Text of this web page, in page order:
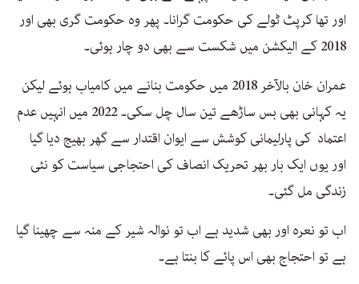
اور تھا کرپٹ ٹولے کی حکومت گرانا۔ پھر وہ حکومت گری بھی اور
2018 کے الیکشن میں شکست سے بھی دو چار ہوئی۔
عمران خان بالآخر 2018 میں حکومت بنانے میں کامیاب ہوئے لیکن
یہ کہانی بھی بس ساڑھے تین سال چل سکی۔ 2022 میں انہیں عدم
اعتماد کی پارلیمانی کوشش سے ایوان اقتدار سے گھر بھیج دیا گیا
اور یوں ایک بار بھر تحریک انصاف کی احتجاجی سیاست کو نئی
زندگی مل گئی۔
اب تو نعرہ اور بھی شدید ہے اب تو نوالہ شیر کے منہ سے چھینا گیا
ہے تو احتجاج بھی اس پائے کا بنتا ہے۔